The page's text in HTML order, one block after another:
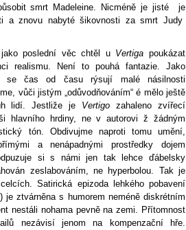
smrt Madeleine. Nicméně je jisté je
a znovu nabyté šikovnosti za smrt Judy
jako poslední věc chtěl u Vertiga poukázat
realismu. Není to pouhá fantazie. Jako
se čas od času rýsují malé násilnosti
vůči jistým „odůvodňováním“ é mělo ještě
lidí. Jestliže je Vertigo zahaleno zvířecí
hlavního hrdiny, ne v autorovi ž žádným
tón. Obdivujme naproti tomu umění,
a nenápadnými prostředky dojem
si s námi jen tak lehce ďábelsky
zeslabováním, ne hyperbolou. Tak je
Satirická epizoda lehkého pobavení
je ztvárněna s humorem neméně diskrétním
nestáli nohama pevně na zemi. Přítomnost
nezávisí jenom na kompenzační hře.